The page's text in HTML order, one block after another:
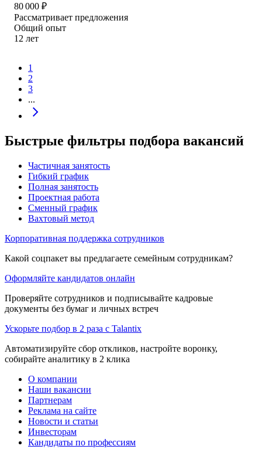
80 000 ₽
Рассматривает предложения
Общий опыт
12 лет
1
2
3
...
Быстрые фильтры подбора вакансий
Частичная занятость
Гибкий график
Полная занятость
Проектная работа
Сменный график
Вахтовый метод
Корпоративная поддержка сотрудников
Какой соцпакет вы предлагаете семейным сотрудникам?
Оформляйте кандидатов онлайн
Проверяйте сотрудников и подписывайте кадровые
документы без бумаг и личных встреч
Ускорьте подбор в 2 раза с Talantix
Автоматизируйте сбор откликов, настройте воронку,
собирайте аналитику в 2 клика
О компании
Наши вакансии
Партнерам
Реклама на сайте
Новости и статьи
Инвесторам
Кандидаты по профессиям